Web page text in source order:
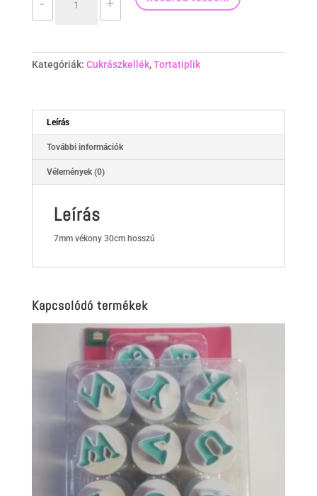
-
vékony
+
Kategóriák: Cukrászkellék,Tortatiplik
Leírás
További információk
Vélemények (0)
Leírás
7mm vékony 30cm hosszú
Kapcsolódó termékek